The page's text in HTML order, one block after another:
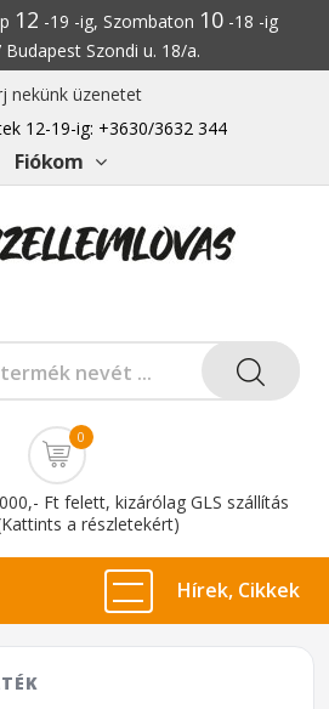
12 -19 -ig, Szombaton 10-18 -ig
Budapest Szondi u. 18/a.
üzenetet
12-19-ig: +3630/3632 344
Fiókom
0
Ft felett, kizárólag GLS szállítás
a részletekért)
Hírek, Cikkek